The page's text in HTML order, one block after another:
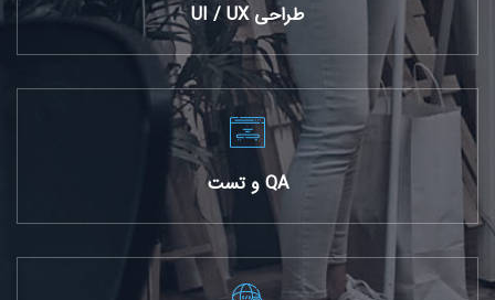
طراحی UI / UX
QA و تست